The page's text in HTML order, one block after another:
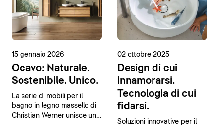
15 gennaio 2026
Ocavo: Naturale.
Sostenibile. Unico.
La serie di mobili per il
bagno in legno massello di
Christian Werner unisce un
02 ottobre 2025
Design di cui
innamorarsi.
Tecnologia di cui
fidarsi.
Soluzioni innovative per il